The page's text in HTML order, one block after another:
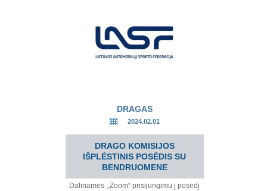
DRAGAS
2024.02.01
DRAGO KOMISIJOS
IŠPLĖSTINIS POSĖDIS SU
BENDRUOMENE
Dalinamės ,,Zoom“ prisijungimu į posėdį